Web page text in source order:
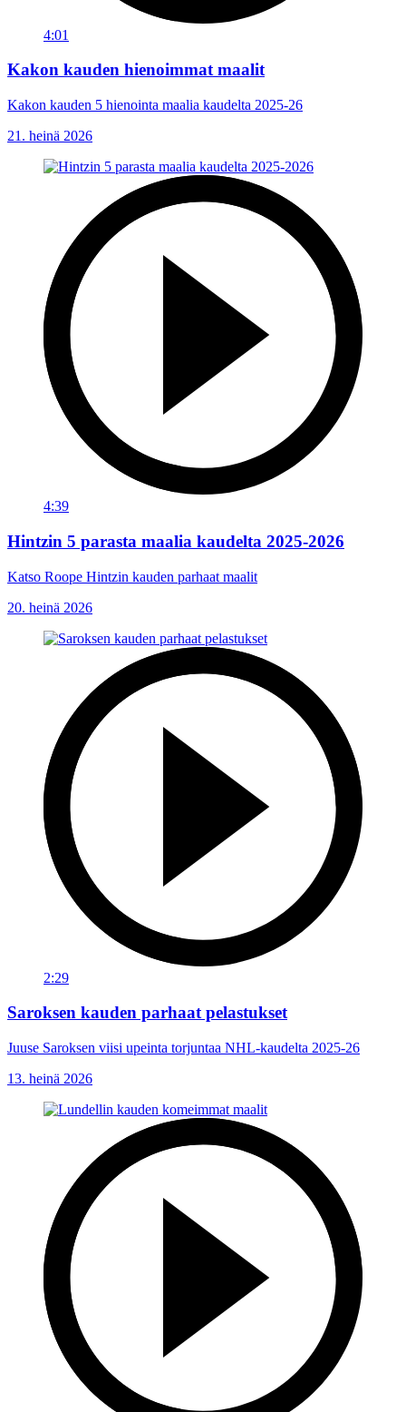
4:01
Kakon kauden hienoimmat maalit
Kakon kauden 5 hienointa maalia kaudelta 2025-26
21. heinä 2026
4:39
Hintzin 5 parasta maalia kaudelta 2025-2026
Katso Roope Hintzin kauden parhaat maalit
20. heinä 2026
2:29
Saroksen kauden parhaat pelastukset
Juuse Saroksen viisi upeinta torjuntaa NHL-kaudelta 2025-26
13. heinä 2026